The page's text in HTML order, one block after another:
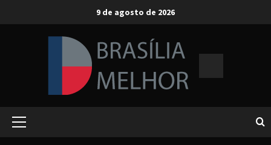
9 de agosto de 2026
Primary